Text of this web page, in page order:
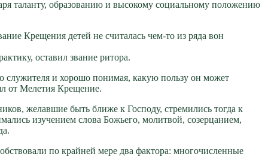
таланту, образованию и высокому социальному положению
Крещения детей не считалась чем-то из ряда вон
оставил звание ритора.
служителя и хорошо понимая, какую пользу он может
от Мелетия Крещение.
желавшие быть ближе к Господу, стремились тогда к
изучением слова Божьего, молитвой, созерцанием,
по крайней мере два фактора: многочисленные